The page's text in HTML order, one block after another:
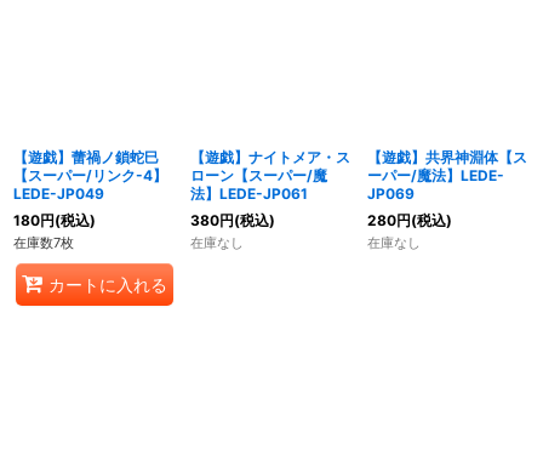
【遊戯】蕾禍ノ鎖蛇巳
【スーパー/リンク-4】
LEDE-JP049
180円(税込)
在庫数7枚
カートに入れる
【遊戯】ナイトメア・ス
ローン【スーパー/魔
法】LEDE-JP061
380円(税込)
在庫なし
【遊戯】共界神淵体【ス
ーパー/魔法】LEDE-
JP069
280円(税込)
在庫なし